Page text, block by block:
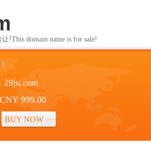
!This domain name is for sale!
29ju.com
CNY 999.00
BUY NOW >>